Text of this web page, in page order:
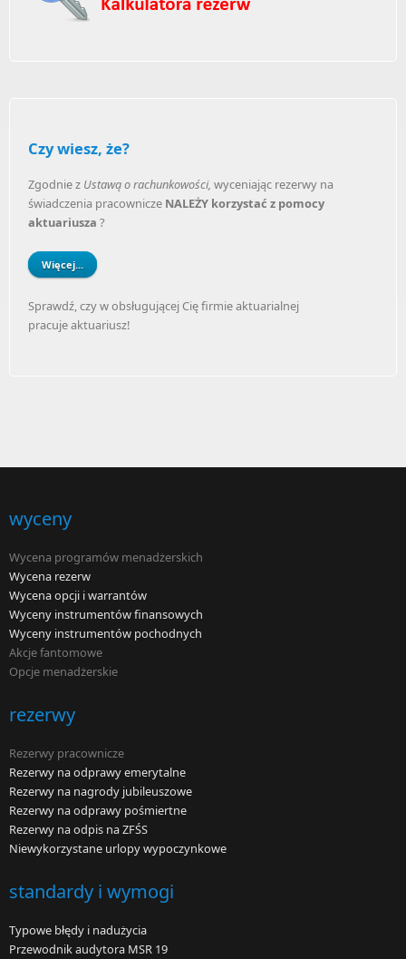
Czy wiesz, że?
Zgodnie z Ustawą o rachunkowości, wyceniając rezerwy na
świadczenia pracownicze NALEŻY korzystać z pomocy
aktuariusza ?
Więcej...
Sprawdź, czy w obsługującej Cię firmie aktuarialnej
pracuje aktuariusz!
wyceny
Wycena programów menadżerskich
Wycena rezerw
Wycena opcji i warrantów
Wyceny instrumentów finansowych
Wyceny instrumentów pochodnych
Akcje fantomowe
Opcje menadżerskie
rezerwy
Rezerwy pracownicze
Rezerwy na odprawy emerytalne
Rezerwy na nagrody jubileuszowe
Rezerwy na odprawy pośmiertne
Rezerwy na odpis na ZFŚS
Niewykorzystane urlopy wypoczynkowe
standardy i wymogi
Typowe błędy i nadużycia
Przewodnik audytora MSR 19